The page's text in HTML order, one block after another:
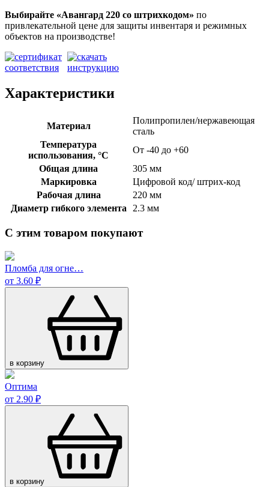
Выбирайте «Авангард 220 со штрихкодом» по
привлекательной цене для защиты инвентаря и режимных
объектов на производстве!
Характеристики
Материал
Полипропилен/нержавеющая
сталь
Температура
использования, °C
От -40 до +60
Общая длина
305 мм
Маркировка
Цифровой код/ штрих-код
Рабочая длина
220 мм
Диаметр гибкого элемента
2.3 мм
С этим товаром покупают
Пломба для огне…
от 3.60 ₽
в корзину
Оптима
от 2.90 ₽
в корзину